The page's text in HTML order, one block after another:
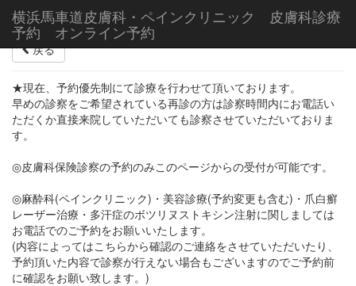
横浜馬車道皮膚科・ペインクリニック 皮膚科診療
予約 オンライン予約
戻る
★現在、予約優先制にて診療を行わせて頂いております。
早めの診察をご希望されている再診の方は診察時間内にお電話い
ただくか直接来院していただいても診察させていただいておりま
す。
◎皮膚科保険診察の予約のみこのページからの受付が可能です。
◎麻酔科(ペインクリニック)・美容診療(予約変更も含む)・爪白癬
レーザー治療・多汗症のボツリヌストキシン注射に関しましては
お電話でのご予約をお願いいたします。
(内容によってはこちらから確認のご連絡をさせていただいたり、
予約頂いた内容で診察が行えない場合もございますのでご予約前
に確認をお願い致します。)